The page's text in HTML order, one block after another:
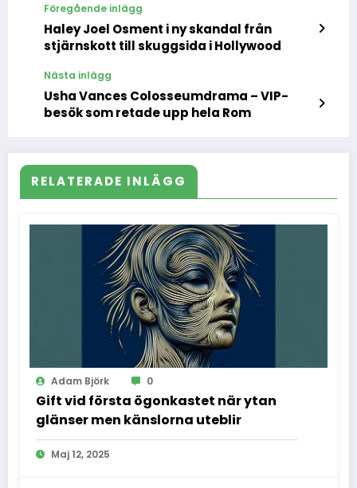
Föregående inlägg
Haley Joel Osment i ny skandal från
stjärnskott till skuggsida i Hollywood
Nästa inlägg
Usha Vances Colosseumdrama – VIP-
besök som retade upp hela Rom
RELATERADE INLÄGG
Adam Björk 0
Gift vid första ögonkastet när ytan
glänser men känslorna uteblir
Maj 12, 2025